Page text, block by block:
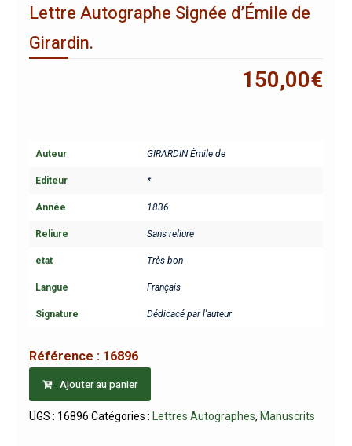
Lettre Autographe Signée d’Émile de
Girardin.
150,00€
Auteur GIRARDIN Émile de
Editeur *
Année 1836
Reliure Sans reliure
etat Très bon
Langue Français
Signature Dédicacé par l'auteur
Référence : 16896
Ajouter au panier
UGS : 16896 Catégories : Lettres Autographes, Manuscrits